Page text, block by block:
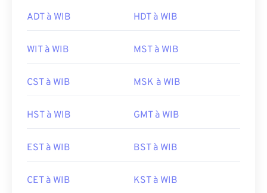
ADT à WIB HDT à WIB
WIT à WIB MST à WIB
CST à WIB MSK à WIB
HST à WIB GMT à WIB
EST à WIB BST à WIB
CET à WIB KST à WIB